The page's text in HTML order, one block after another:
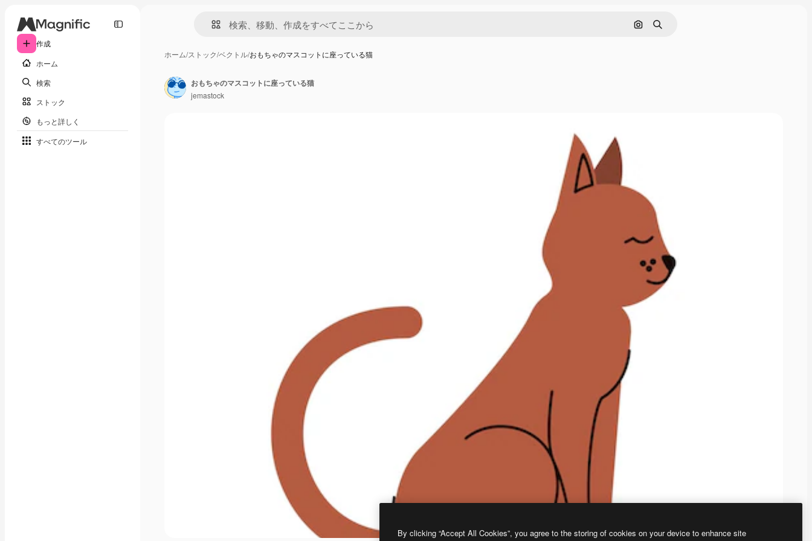
作成
ホーム
検索
ストック
もっと詳しく
すべてのツール
画像で検索
検索
ホーム/ストック/ベクトル/おもちゃのマスコットに座っている猫
おもちゃのマスコットに座っている猫
jemastock
By clicking “Accept All Cookies”, you agree to the storing of cookies on your device to enhance site